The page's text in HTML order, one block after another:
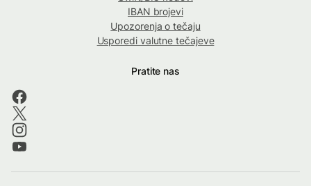
IBAN brojevi
Upozorenja o tečaju
Usporedi valutne tečajeve
Pratite nas